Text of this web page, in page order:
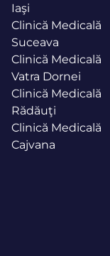
Iaşi
Clinică Medicală
Suceava
Clinică Medicală
Vatra Dornei
Clinică Medicală
Rădăuţi
Clinică Medicală
Cajvana